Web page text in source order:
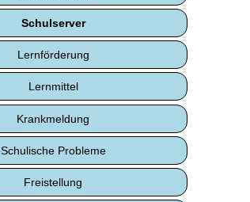
Schulserver
Lernförderung
Lernmittel
Krankmeldung
Schulische Probleme
Freistellung